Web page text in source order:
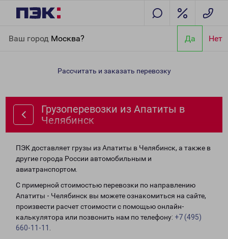
Ваш город Москва? Да Нет
Челябинск
Рассчитать и заказать перевозку
Грузоперевозки из Апатиты в
Челябинск
ПЭК доставляет грузы из Апатиты в Челябинск, а также в
другие города России автомобильным и
авиатранспортом.
С примерной стоимостью перевозки по направлению
Апатиты - Челябинск вы можете ознакомиться на сайте,
произвести расчет стоимости с помощью онлайн-
калькулятора или позвонить нам по телефону: +7 (495)
660-11-11